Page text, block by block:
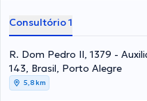
Consultório 1
R. Dom Pedro II, 1379 -
143, Brasil, Porto Alegre
5,8 km